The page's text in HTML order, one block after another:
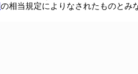
の相当規定によりなされたものとみ